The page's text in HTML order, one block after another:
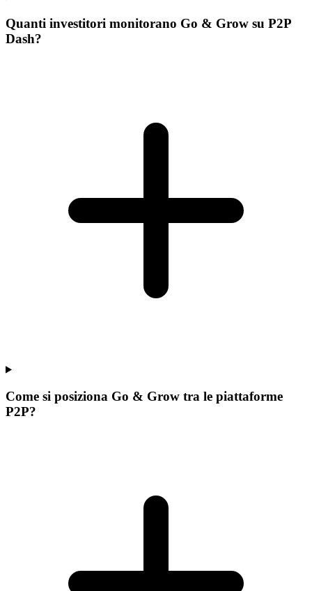
Quanti investitori monitorano Go & Grow su P2P
Dash?
Come si posiziona Go & Grow tra le piattaforme
P2P?